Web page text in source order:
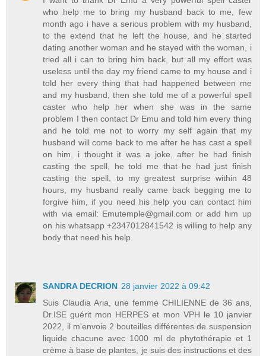
who help me to bring my husband back to me, few
month ago i have a serious problem with my husband,
to the extend that he left the house, and he started
dating another woman and he stayed with the woman, i
tried all i can to bring him back, but all my effort was
useless until the day my friend came to my house and i
told her every thing that had happened between me
and my husband, then she told me of a powerful spell
caster who help her when she was in the same
problem I then contact Dr Emu and told him every thing
and he told me not to worry my self again that my
husband will come back to me after he has cast a spell
on him, i thought it was a joke, after he had finish
casting the spell, he told me that he had just finish
casting the spell, to my greatest surprise within 48
hours, my husband really came back begging me to
forgive him, if you need his help you can contact him
with via email: Emutemple@gmail.com or add him up
on his whatsapp +2347012841542 is willing to help any
body that need his help.
SANDRA DECRION 28 janvier 2022 à 09:42
Suis Claudia Aria, une femme CHILIENNE de 36 ans,
Dr.ISE guérit mon HERPES et mon VPH le 10 janvier
2022, il m'envoie 2 bouteilles différentes de suspension
liquide chacune avec 1000 ml de phytothérapie et 1
crème à base de plantes, je suis des instructions et des